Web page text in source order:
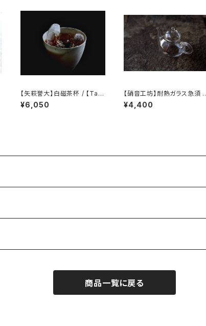
【矢萩誉大】白磁茶杯 / 【Tak
ahiro Yahagi】teacup
¥6,050
【硝音工坊】耐熱ガラス急須 【
Shione Studio】Borosilica
te glass teapot
¥4,400
商品一覧に戻る